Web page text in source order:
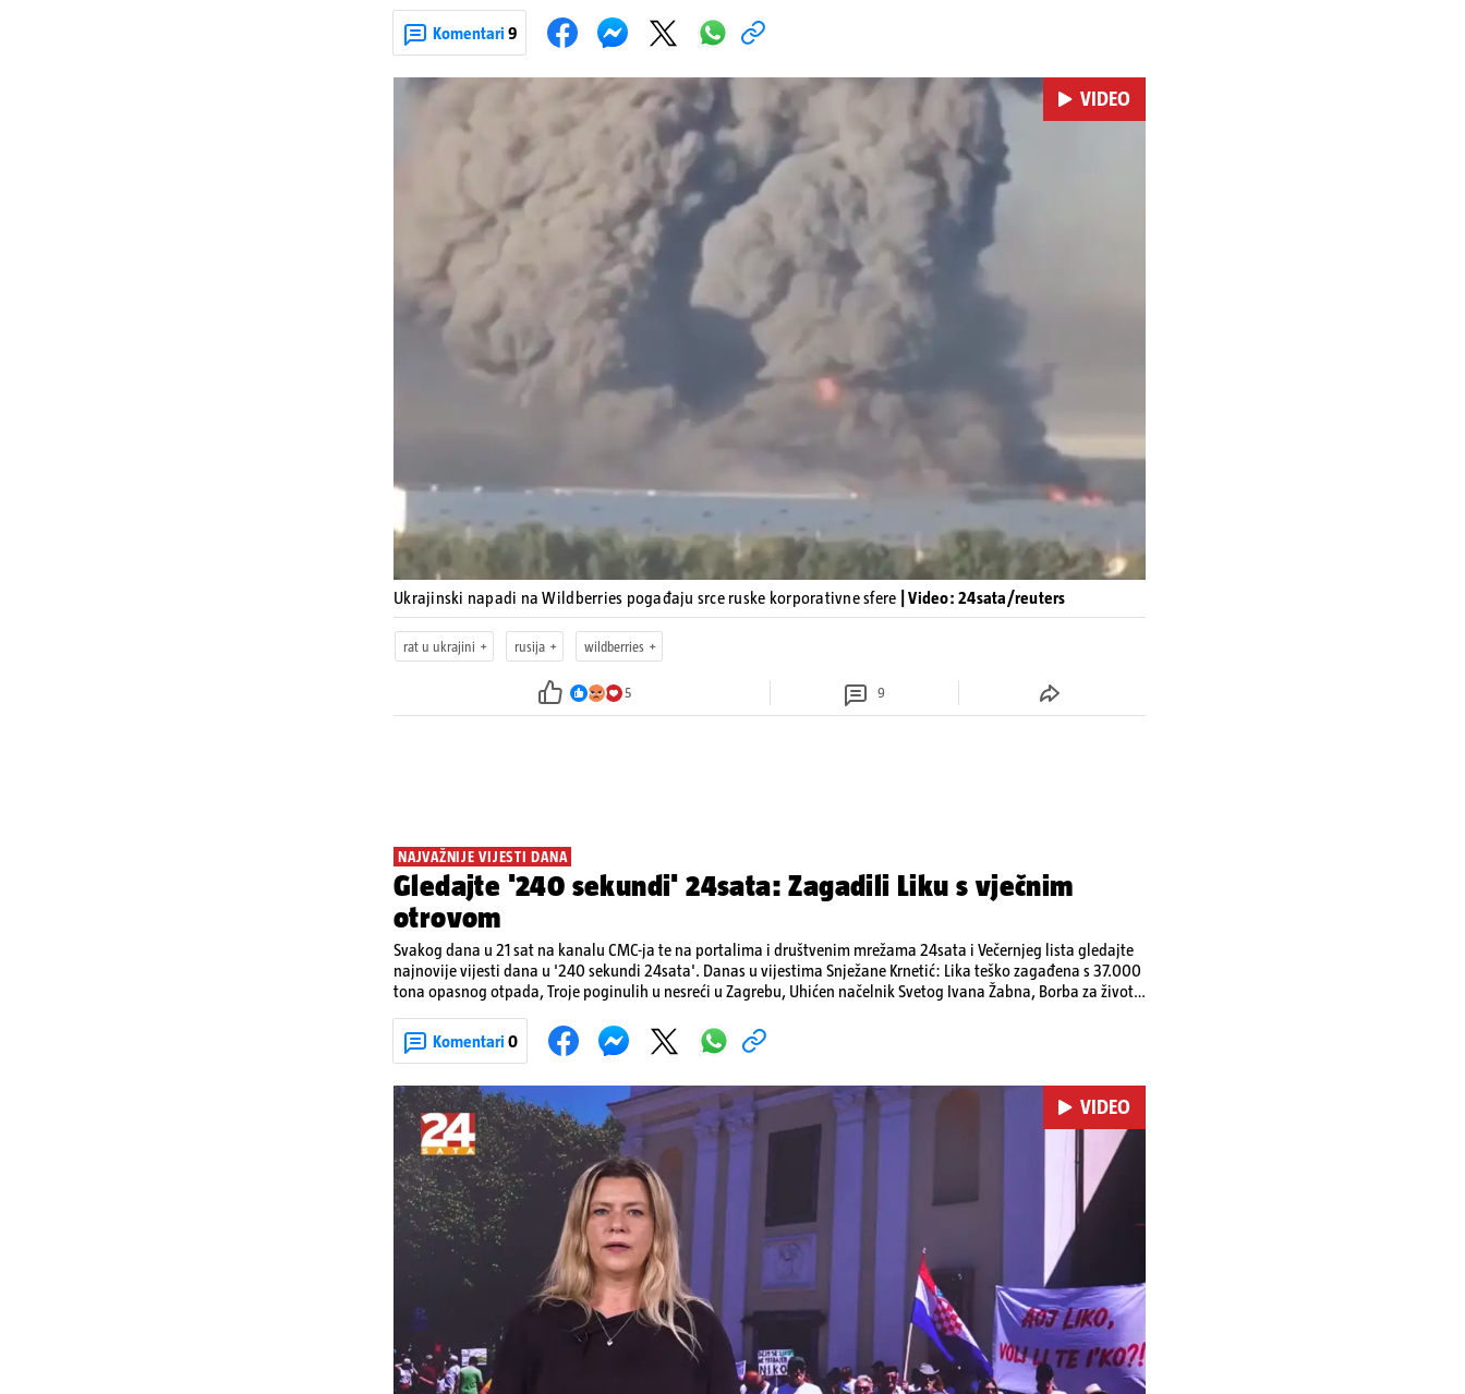
ruska bombardiranja ukrajinske poštanske i logističke infrastrukture te kao način da se ekonomske posljedice
rata prenesu dublje na ruski teritorij i približe običnim građanima.
Komentari 9
VIDEO
Ukrajinski napadi na Wildberries pogađaju srce ruske korporativne sfere | Video: 24sata/reuters
rat u ukrajini rusija wildberries
5 9
NAJVAŽNIJE VIJESTI DANA
Gledajte '240 sekundi' 24sata: Zagadili Liku s vječnim
otrovom
Svakog dana u 21 sat na kanalu CMC-ja te na portalima i društvenim mrežama 24sata i Večernjeg lista gledajte
najnovije vijesti dana u '240 sekundi 24sata'. Danas u vijestima Snježane Krnetić: Lika teško zagađena s 37.000
tona opasnog otpada, Troje poginulih u nesreći u Zagrebu, Uhićen načelnik Svetog Ivana Žabna, Borba za život
Komentari 0
Pokretanje videa...
VIDEO